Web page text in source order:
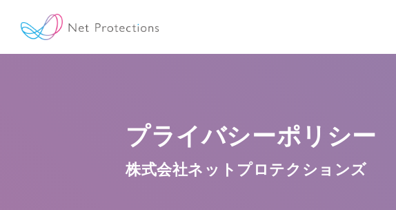
プライバシーポリシー
株式会社ネットプロテクションズ